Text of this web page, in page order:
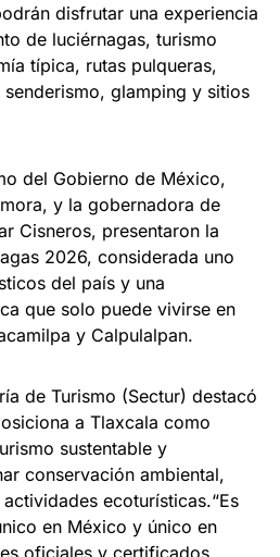
disfrutar una experiencia
de luciérnagas, turismo
típica, rutas pulqueras,
glamping y sitios
del Gobierno de México,
y la gobernadora de
Cisneros, presentaron la
2026, considerada uno
del país y una
que solo puede vivirse en
y Calpulalpan.
de Turismo (Sectur) destacó
a Tlaxcala como
sustentable y
conservación ambiental,
ecoturísticas.“Es
en México y único en
oficiales y certificados